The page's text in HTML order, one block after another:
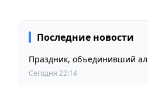
Последние новости
Праздник, объединивший
Сегодня 22:14